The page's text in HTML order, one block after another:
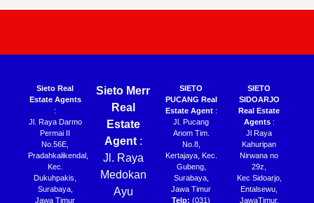
Sieto Real
Estate Agents
:
Jl. Raya Darmo
Permai II
No.56E,
Pradahkalikendal,
Kec.
Dukuhpakis,
Surabaya,
Jawa Timur
Sieto Merr
Real
Estate
Agent:
Jl. Raya
Medokan
Ayu
SIETO
PUCANG Real
Estate Agent:
Jl. Pucang
Anom Tim.
No.8,
Kertajaya, Kec.
Gubeng,
Surabaya,
Jawa Timur
Telp: (031)
SIETO
SIDOARJO
Real Estate
Agents:
Jl Raya
Kahuripan
Nirwana no
29z,
Kec Sidoarjo,
Entalsewu,
JawaTimur.